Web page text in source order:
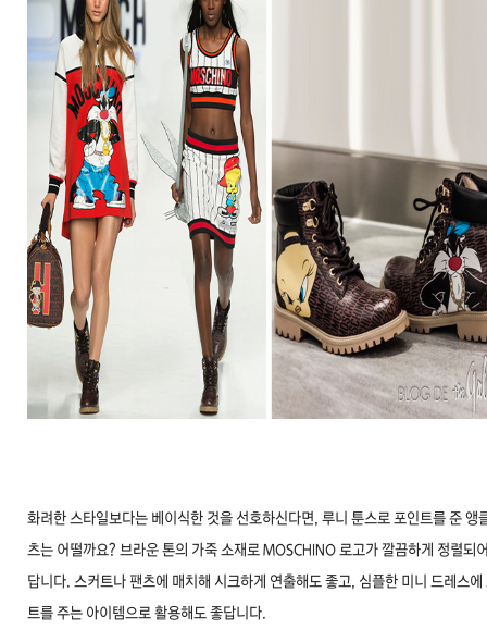
화려한 스타일보다는 베이식한 것을 선호하신다면, 루니 툰스로 포인트를 준 앵
츠는 어떨까요? 브라운 톤의 가죽 소재로 MOSCHINO 로고가 깔끔하게 정렬되
답니다. 스커트나 팬츠에 매치해 시크하게 연출해도 좋고, 심플한 미니 드레스에
트를 주는 아이템으로 활용해도 좋답니다.